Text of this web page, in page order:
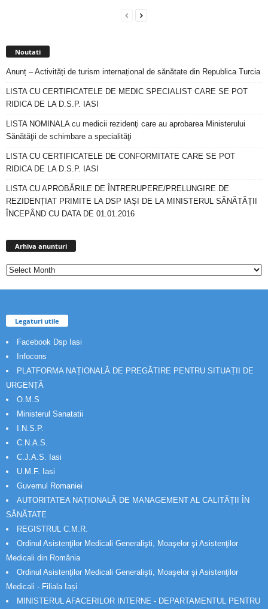
Noutati
Anunț – Activități de turism internațional de sănătate din Republica Turcia
LISTA CU CERTIFICATELE DE MEDIC SPECIALIST CARE SE POT
RIDICA DE LA D.S.P. IASI
LISTA NOMINALA cu medicii rezidenţi care au aprobarea Ministerului
Sănătăţii de schimbare a specialităţi
LISTA CU CERTIFICATELE DE CONFORMITATE CARE SE POT
RIDICA DE LA D.S.P. IASI
LISTA CU APROBĂRILE DE ÎNTRERUPERE/PRELUNGIRE DE
REZIDENȚIAT PRIMITE LA DSP IAȘI DE LA MINISTERUL SĂNĂTĂȚII
ÎNCEPÂND CU DATA DE 01.01.2016
Arhiva anunturi
Legaturi utile
Facebook Dsp Iasi
Infocons
PLATFORMA NAȚIONALĂ DE PREGĂTIRE PENTRU SITUAȚII DE
URGENȚĂ
O.M.S
Ministerul Sanatatii
I.N.S.P.
C.N.A.S.
C.J.A.S. Iasi
U.M.F. Iasi
Guvernul Romaniei
AUTORITATEA NAȚIONALĂ DE MANAGEMENT AL CALITĂȚII ÎN
SĂNĂTATE
REGISTRUL C.M.R.
Ordinul Asistenţilor Medicali Generalişti, Moaşelor şi Asistenţilor
Medicali din România
Ordinul Asistenţilor Medicali Generalişti, Moaşelor şi Asistenţilor
Medicali - Filiala Iași
MINISTERUL AFACERILOR INTERNE - DEPARTAMENTUL PENTRU